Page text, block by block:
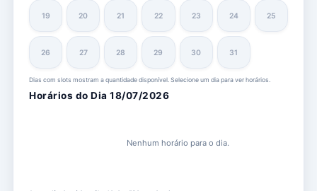
19 20 21 22 23 24 25
26 27 28 29 30 31
Dias com slots mostram a quantidade disponível. Selecione um dia para ver horários.
Horários do Dia 18/07/2026
Nenhum horário para o dia.